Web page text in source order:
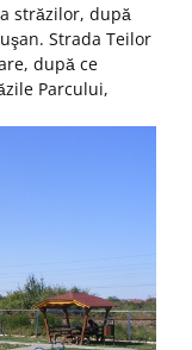
străzilor, după
Strada Teilor
după ce
Parcului,